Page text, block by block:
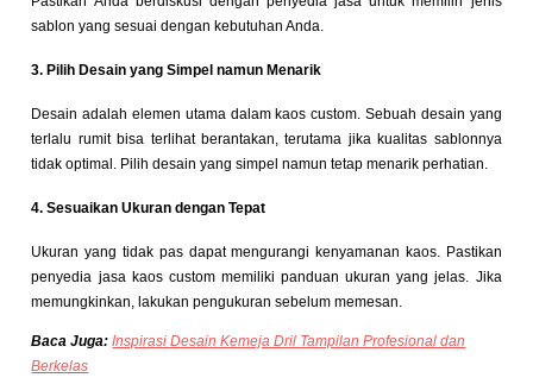
sablon yang sesuai dengan kebutuhan Anda.
3. Pilih Desain yang Simpel namun Menarik
Desain adalah elemen utama dalam kaos custom. Sebuah desain yang
terlalu rumit bisa terlihat berantakan, terutama jika kualitas sablonnya
tidak optimal. Pilih desain yang simpel namun tetap menarik perhatian.
4. Sesuaikan Ukuran dengan Tepat
Ukuran yang tidak pas dapat mengurangi kenyamanan kaos. Pastikan
penyedia jasa kaos custom memiliki panduan ukuran yang jelas. Jika
memungkinkan, lakukan pengukuran sebelum memesan.
Baca Juga: Inspirasi Desain Kemeja Dril Tampilan Profesional dan
Berkelas